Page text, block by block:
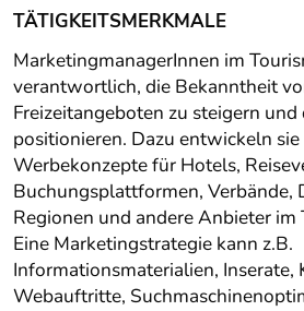
TÄTIGKEITSMERKMALE
MarketingmanagerInnen im
verantwortlich, die Bekanntheit
Freizeitangeboten zu steigern und
positionieren. Dazu entwickeln
Werbekonzepte für Hotels,
Buchungsplattformen, Verbände,
Regionen und andere Anbieter im
Eine Marketingstrategie kann z.B.
Informationsmaterialien, Inserate,
Webauftritte,